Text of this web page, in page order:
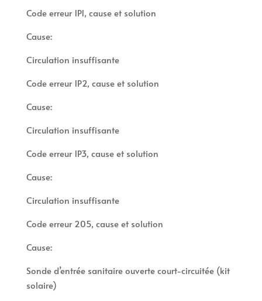
Code erreur 1P1, cause et solution
Cause:
Circulation insuffisante
Code erreur 1P2, cause et solution
Cause:
Circulation insuffisante
Code erreur 1P3, cause et solution
Cause:
Circulation insuffisante
Code erreur 205, cause et solution
Cause:
Sonde d’entrée sanitaire ouverte court-circuitée (kit
solaire)